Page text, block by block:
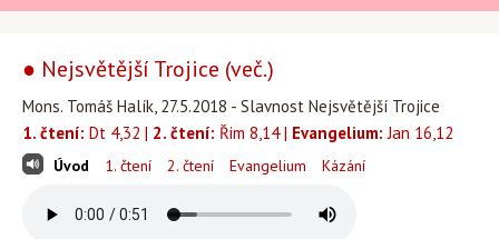
● Nejsvětější Trojice (več.)
Mons. Tomáš Halík, 27.5.2018 - Slavnost Nejsvětější Trojice
1. čtení: Dt 4,32 | 2. čtení: Řim 8,14 | Evangelium: Jan 16,12
Úvod 1. čtení 2. čtení Evangelium Kázání